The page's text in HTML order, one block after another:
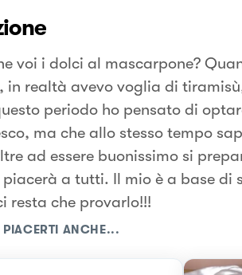
voi i dolci al mascarpone?
in realtà avevo voglia di
periodo ho pensato di
ma che allo stesso tempo
ad essere buonissimo si
piacerà a tutti. Il mio è a base di
resta che provarlo!!!
PIACERTI ANCHE...